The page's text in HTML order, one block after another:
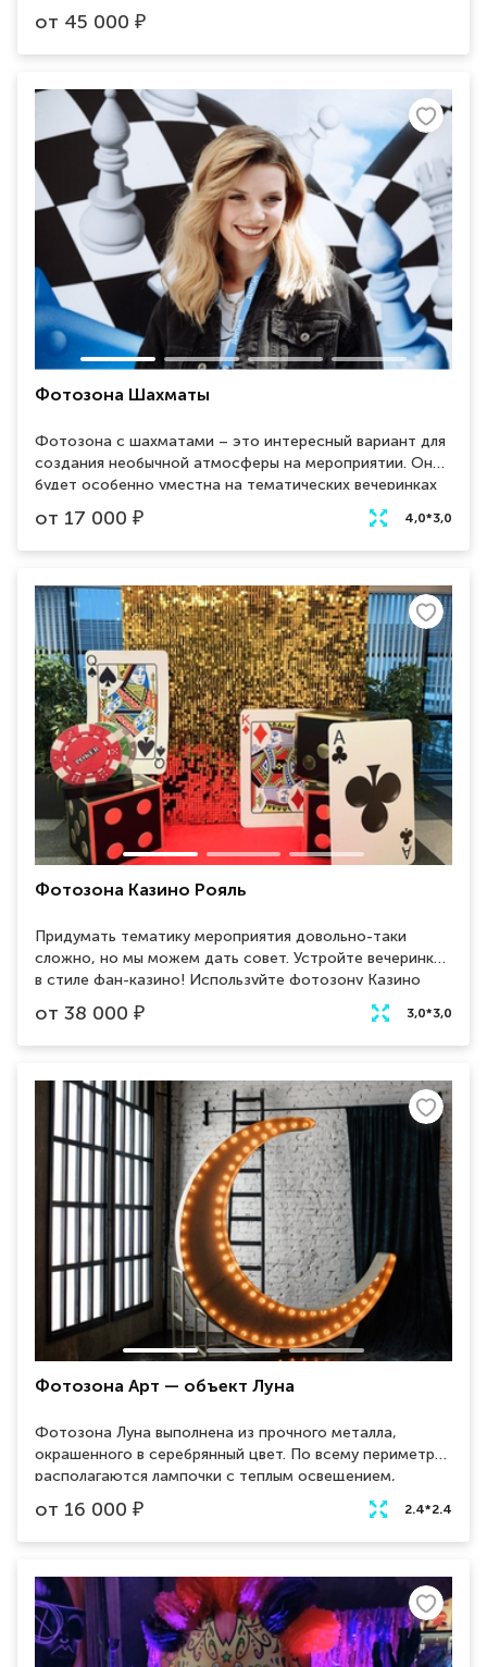
окруженные сиянием белоснежных гирлянд. Отличное
место для отпускных снимков и уютных семейных
фотографий. Наша удобная и стильная фотозона
поднимет настроение всем вашим гостям. Не упустите
возможность добавить волшебства в ваше новогоднее
мероприятие с White style!
от 45 000 ₽
Фотозона Шахматы
Фотозона с шахматами – это интересный вариант для
создания необычной атмосферы на мероприятии. Она
будет особенно уместна на тематических вечеринках
или турнирах по шахматам. Для создания такой
фотозоны используются большие фигуры шахмат и
доску, а также можно декорировать ее
добавить зеленые растения или цветы, чтобы создать
ассоциацию с парком или садом. Также можно
использовать различные световые эффекты для
создания интересных фотографий.
от 17 000 ₽ 4,0*3,0
Фотозона Казино Рояль
Придумать тематику мероприятия довольно-таки
сложно, но мы можем дать совет. Устройте вечеринку
в стиле фан-казино! Используйте фотозону Казино
Рояль для полного погружения гостей в суть
мероприятия. Локация для фото с большими
игральными кубиками, картами и фишками - это весело.
и богатства данной фотозоны.
от 38 000 ₽ 3,0*3,0
Фотозона Арт — объект Луна
Фотозона Луна выполнена из прочного металла,
окрашенного в серебрянный цвет. По всему периметру
располагаются лампочки с теплым освещением,
которые создают уютную атмосфера на мероприятии.
Общий стиль объекта отлично сочетается с лофт
дизайном интерьера.
от 16 000 ₽ 2.4*2.4